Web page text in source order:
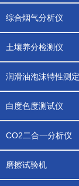
综合烟气分析仪
土壤养分检测仪
润滑油泡沫特性测
白度色度测试仪
CO2二合一分析仪
磨擦试验机